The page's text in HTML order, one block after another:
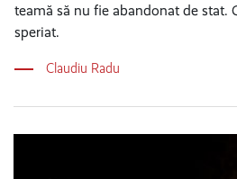
teamă să nu fie abandonat de stat.
speriat.
Claudiu Radu